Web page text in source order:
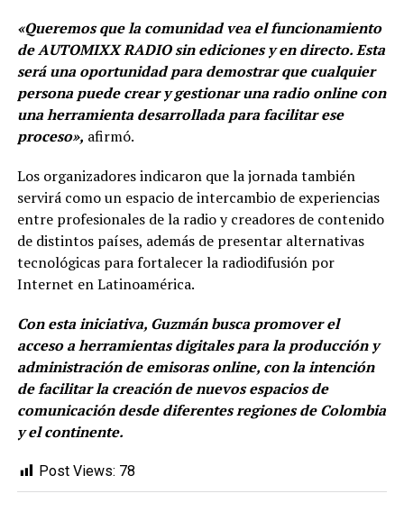
«Queremos que la comunidad vea el funcionamiento
de AUTOMIXX RADIO sin ediciones y en directo. Esta
será una oportunidad para demostrar que cualquier
persona puede crear y gestionar una radio online con
una herramienta desarrollada para facilitar ese
proceso», afirmó.
Los organizadores indicaron que la jornada también
servirá como un espacio de intercambio de experiencias
entre profesionales de la radio y creadores de contenido
de distintos países, además de presentar alternativas
tecnológicas para fortalecer la radiodifusión por
Internet en Latinoamérica.
Con esta iniciativa, Guzmán busca promover el
acceso a herramientas digitales para la producción y
administración de emisoras online, con la intención
de facilitar la creación de nuevos espacios de
comunicación desde diferentes regiones de Colombia
y el continente.
Post Views: 78